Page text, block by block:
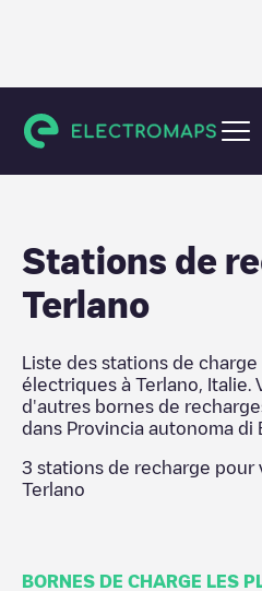
Provincia autonoma di
Stations de
Terlano
Liste des stations de
électriques à Terlano Italie
d'autres bornes de
dans Provincia autonoma di
3 stations de recharge pour
Terlano
BORNES DE CHARGE LES